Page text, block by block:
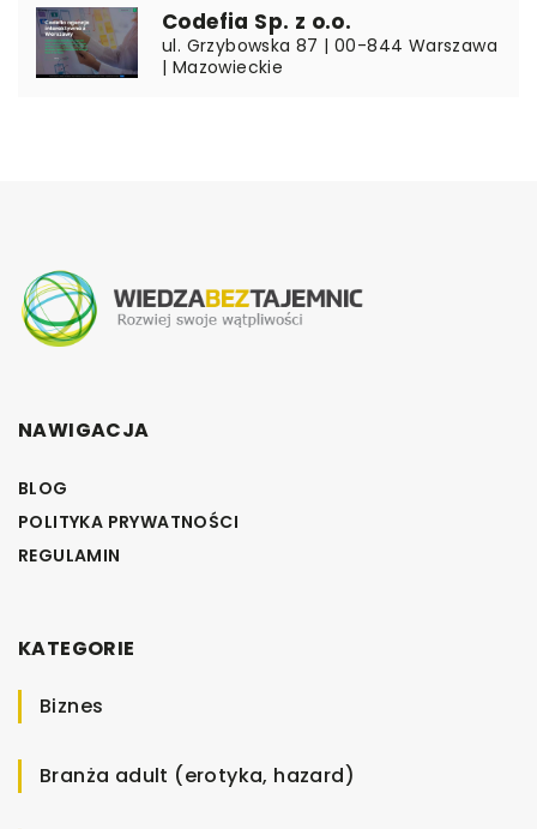
Codefia Sp. z o.o.
ul. Grzybowska 87 | 00-844 Warszawa
| Mazowieckie
NAWIGACJA
BLOG
POLITYKA PRYWATNOŚCI
REGULAMIN
KATEGORIE
Biznes
Branża adult (erotyka, hazard)